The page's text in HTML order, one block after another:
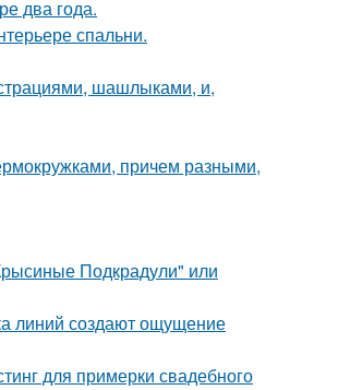
два года.
спальни.
шашлыками, и,
причем разными,
Подкрадули" или
линий создают ощущение
для примерки свадебного